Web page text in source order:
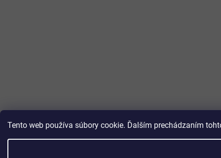
Tento web používa súbory cookie. Ďalším prechádzaním